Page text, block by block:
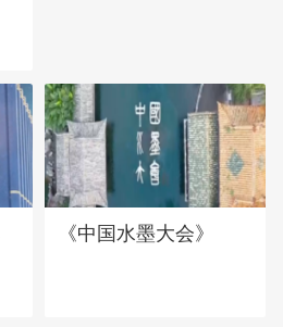
《中国水墨大会》